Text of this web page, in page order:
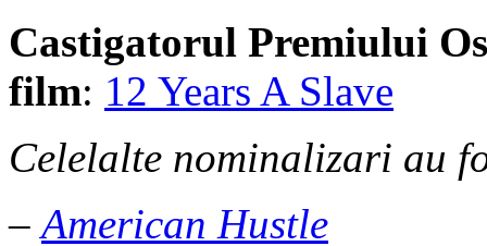
Castigatorul Premiului
film: 12 Years A Slave
Celelalte nominalizari au
–American Hustle